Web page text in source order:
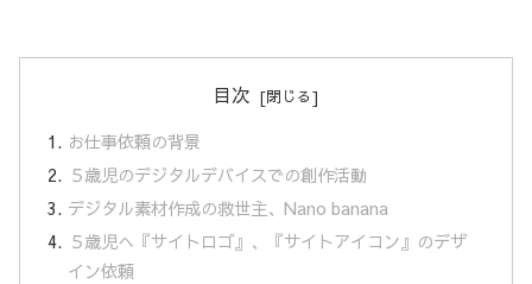
目次
お仕事依頼の背景
５歳児のデジタルデバイスでの創作活動
デジタル素材作成の救世主、Nano banana
５歳児へ『サイトロゴ』、『サイトアイコン』のデザ
イン依頼